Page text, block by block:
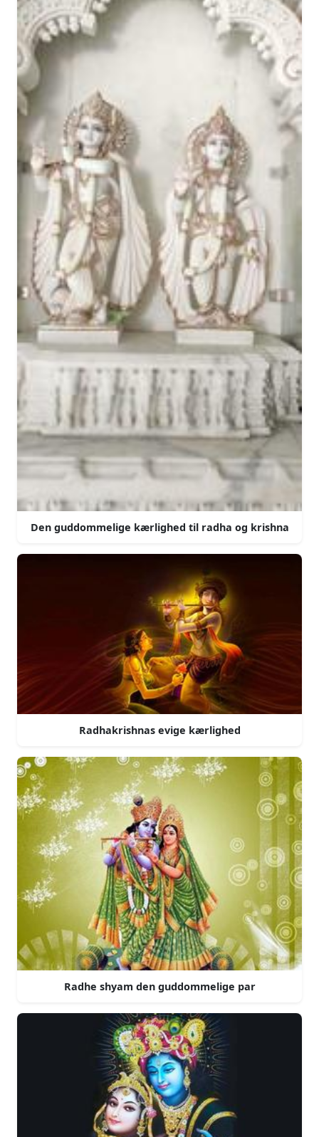
Den guddommelige kærlighed til radha og krishna
Radhakrishnas evige kærlighed
Radhe shyam den guddommelige par